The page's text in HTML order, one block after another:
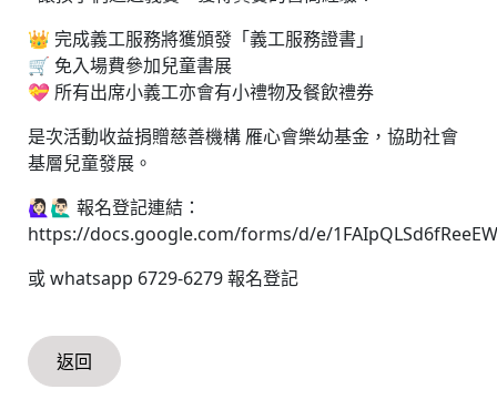
👑 完成義工服務將獲頒發「義工服務證書」
🛒 免入場費參加兒童書展
💝 所有出席小義工亦會有小禮物及餐飲禮券
是次活動收益捐贈慈善機構 雁心會樂幼基金，協助社會
基層兒童發展。
🙋🏻‍♀️🙋🏻‍♂️ 報名登記連結：
https://docs.google.com/forms/d/e/
或 whatsapp 6729-6279 報名登記
返回